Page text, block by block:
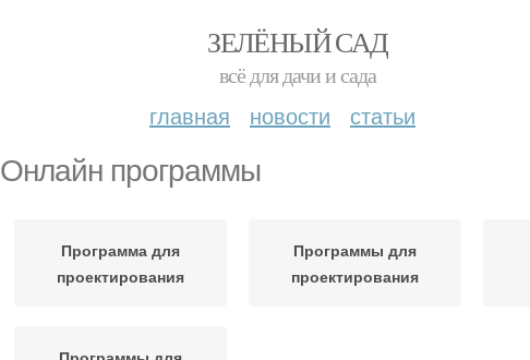
ЗЕЛЁНЫЙ САД
всё для дачи и сада
главная новости статьи
Онлайн программы
Программа для
проектирования
Программы для
проектирования